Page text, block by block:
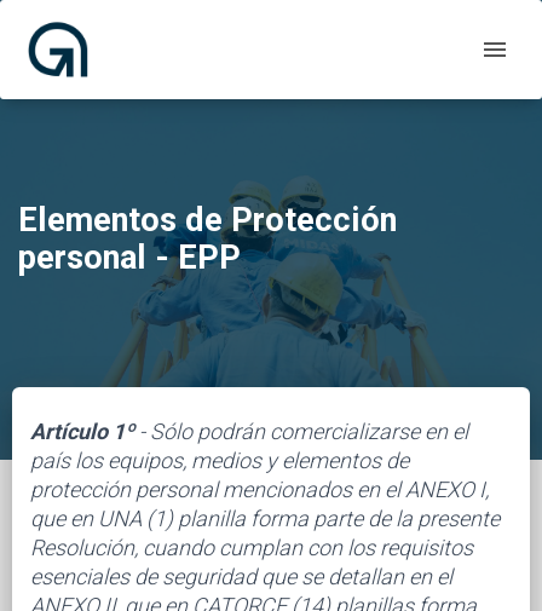
Elementos de Protección
personal - EPP
Artículo 1º- Sólo podrán comercializarse en el
país los equipos, medios y elementos de
protección personal mencionados en el ANEXO I,
que en UNA (1) planilla forma parte de la presente
Resolución, cuando cumplan con los requisitos
esenciales de seguridad que se detallan en el
ANEXO II, que en CATORCE (14) planillas forma